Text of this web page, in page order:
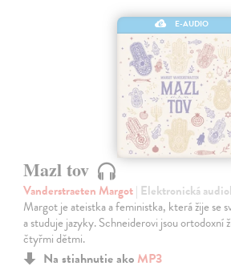
E-AUDIO
Mazl tov
Vanderstraeten Margot| Elektronická
Margot je ateistka a feministka, která žije se
a studuje jazyky. Schneiderovi jsou ortodoxní
čtyřmi dětmi.
Na stiahnutie ako MP3